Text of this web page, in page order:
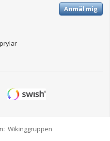
Anmäl mig
Wikinggruppen